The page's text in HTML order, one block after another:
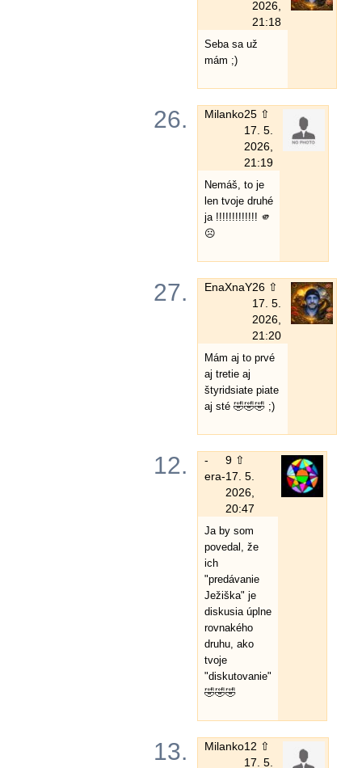
2026,
21:18
Seba sa už
mám ;)
26. Milanko25 ⇧
17. 5.
2026,
21:19
Nemáš, to je
len tvoje druhé
ja !!!!!!!!!!!!! 🫵
☹️
27. EnaXnaY26 ⇧
17. 5.
2026,
21:20
Mám aj to prvé
aj tretie aj
štyridsiate piate
aj sté 🤣🤣🤣 ;)
12.
-
era-
9 ⇧
17. 5.
2026,
20:47
Ja by som
povedal, že
ich
"predávanie
Ježiška" je
diskusia úplne
rovnakého
druhu, ako
tvoje
"diskutovanie"
🤣🤣🤣
13. Milanko12 ⇧
17. 5.